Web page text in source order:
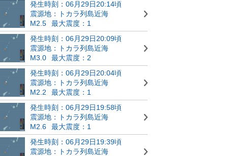
発生時刻：06月29日20:14頃
震源地：トカラ列島近海
M2.5
最大震度：1
発生時刻：06月29日20:09頃
震源地：トカラ列島近海
M3.0
最大震度：2
発生時刻：06月29日20:04頃
震源地：トカラ列島近海
M2.2
最大震度：1
発生時刻：06月29日19:58頃
震源地：トカラ列島近海
M2.6
最大震度：1
発生時刻：06月29日19:39頃
震源地：トカラ列島近海